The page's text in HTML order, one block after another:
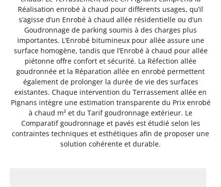
Réalisation enrobé à chaud pour différents usages, qu’il
s’agisse d’un Enrobé à chaud allée résidentielle ou d’un
Goudronnage de parking soumis à des charges plus
importantes. L’Enrobé bitumineux pour allée assure une
surface homogène, tandis que l’Enrobé à chaud pour allée
piétonne offre confort et sécurité. La Réfection allée
goudronnée et la Réparation allée en enrobé permettent
également de prolonger la durée de vie des surfaces
existantes. Chaque intervention du Terrassement allée en
Pignans intègre une estimation transparente du Prix enrobé
à chaud m² et du Tarif goudronnage extérieur. Le
Comparatif goudronnage et pavés est étudié selon les
contraintes techniques et esthétiques afin de proposer une
solution cohérente et durable.